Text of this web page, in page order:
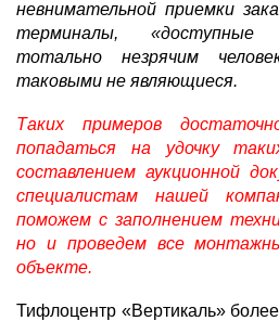
невнимательной приемки
терминалы, «доступные
тотально незрячим
таковыми не являющиеся.
Таких примеров
попадаться на удочку
составлением аукционной
специалистам нашей
поможем с заполнением
но и проведем все
объекте.
Тифлоцентр «Вертикаль»